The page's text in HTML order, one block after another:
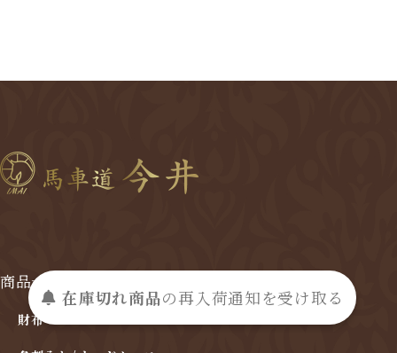
商品一覧
財布
在庫切れ商品の再入荷通知を受け取る